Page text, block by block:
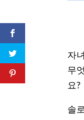
자
무
요?
솔